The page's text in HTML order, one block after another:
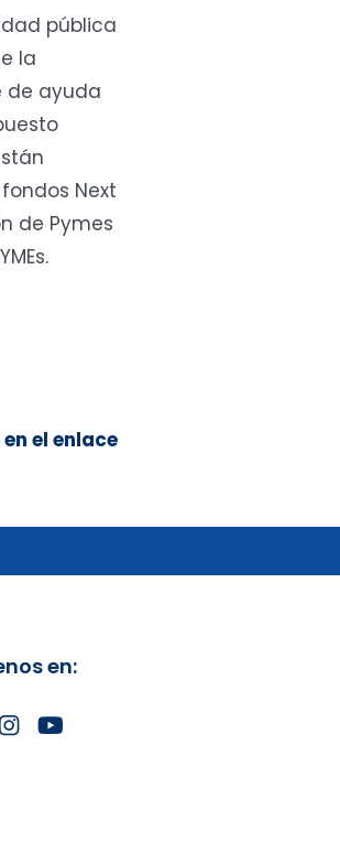
pública
la
de ayuda
Next
de Pymes
el enlace
en: